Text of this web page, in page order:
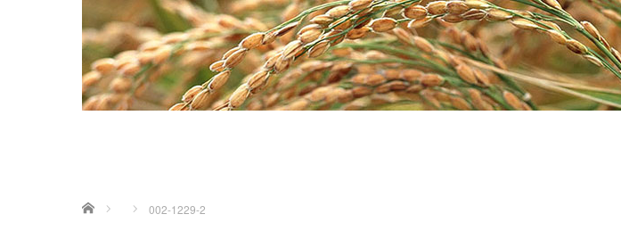
ホーム 002-1229-2